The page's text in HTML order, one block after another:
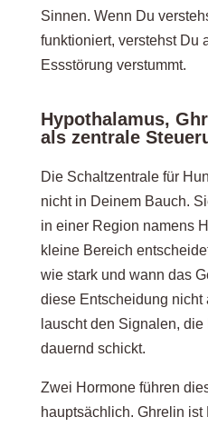
Stufe 4: Emotional
lernen
Stufe 5: Rückfall-
akzeptieren
Praktische Tools für
Die 5-Schritte-
Das Hunger- und
Drei innere
Sinnen. Wenn Du
funktioniert, verstehst Du
Essstörung verstummt.
Hypothalamus,
als zentrale
Die Schaltzentrale für
nicht in Deinem Bauch.
in einer Region namens
kleine Bereich
wie stark und wann das
diese Entscheidung nicht
lauscht den Signalen,
dauernd schickt.
Zwei Hormone führen
hauptsächlich. Ghrelin